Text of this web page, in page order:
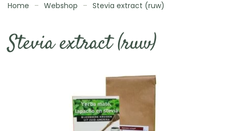
Home Webshop Stevia extract (ruw)
Stevia extract (ruw)